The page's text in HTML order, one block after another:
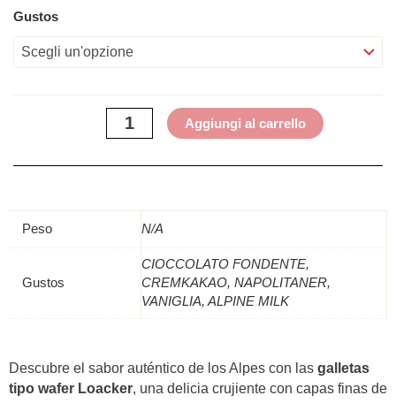
Gustos
Loacker
quantità
Aggiungi al carrello
Peso N/A
Gustos
CIOCCOLATO FONDENTE,
CREMKAKAO, NAPOLITANER,
VANIGLIA, ALPINE MILK
Descubre el sabor auténtico de los Alpes con las galletas
tipo wafer Loacker, una delicia crujiente con capas finas de